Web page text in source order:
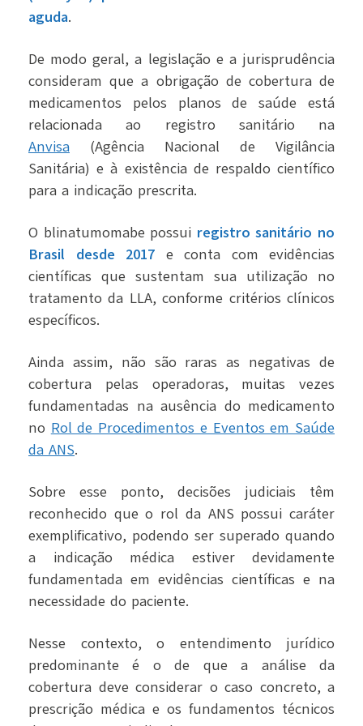
aguda.
De modo geral, a legislação e a jurisprudência
consideram que a obrigação de cobertura de
medicamentos pelos planos de saúde está
relacionada ao registro sanitário na
Anvisa (Agência Nacional de Vigilância
Sanitária) e à existência de respaldo científico
para a indicação prescrita.
O blinatumomabe possui registro sanitário no
Brasil desde 2017 e conta com evidências
científicas que sustentam sua utilização no
tratamento da LLA, conforme critérios clínicos
específicos.
Ainda assim, não são raras as negativas de
cobertura pelas operadoras, muitas vezes
fundamentadas na ausência do medicamento
no Rol de Procedimentos e Eventos em Saúde
da ANS.
Sobre esse ponto, decisões judiciais têm
reconhecido que o rol da ANS possui caráter
exemplificativo, podendo ser superado quando
a indicação médica estiver devidamente
fundamentada em evidências científicas e na
necessidade do paciente.
Nesse contexto, o entendimento jurídico
predominante é o de que a análise da
cobertura deve considerar o caso concreto, a
prescrição médica e os fundamentos técnicos